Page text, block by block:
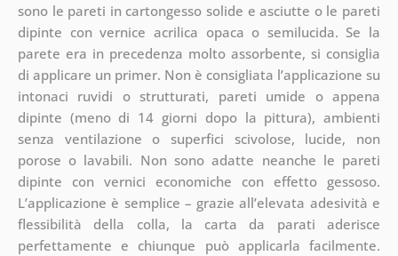
sono le pareti in cartongesso solide e asciutte o le pareti
dipinte con vernice acrilica opaca o semilucida. Se la
parete era in precedenza molto assorbente, si consiglia
di applicare un primer. Non è consigliata l’applicazione su
intonaci ruvidi o strutturati, pareti umide o appena
dipinte (meno di 14 giorni dopo la pittura), ambienti
senza ventilazione o superfici scivolose, lucide, non
porose o lavabili. Non sono adatte neanche le pareti
dipinte con vernici economiche con effetto gessoso.
L’applicazione è semplice – grazie all’elevata adesività e
flessibilità della colla, la carta da parati aderisce
perfettamente e chiunque può applicarla facilmente.